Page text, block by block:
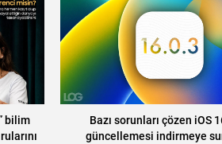
bilim
Bazı sorunları çözen iOS
güncellemesi indirmeye